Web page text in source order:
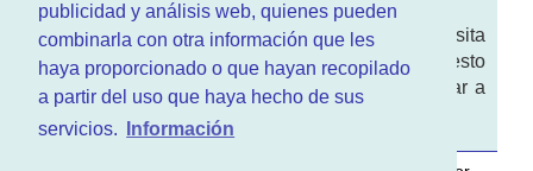
publicidad y análisis web, quienes pueden
combinarla con otra información que les
haya proporcionado o que hayan recopilado
a partir del uso que haya hecho de sus
servicios.
Información
Quieres saber quien mantiene la pagina, visita
nuestrasección de contacto. Aquí tienes nuesto
aviso legal
. Basicamente no queremos engañar a
nadie.